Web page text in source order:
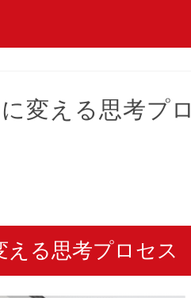
変える思考プロ
る思考プロセス